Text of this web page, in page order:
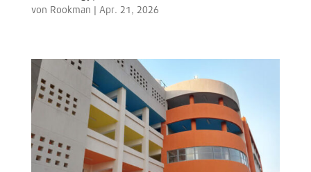
von Rookman | Apr. 21, 2026